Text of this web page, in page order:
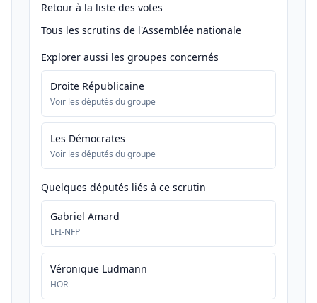
Retour à la liste des votes
Tous les scrutins de l'Assemblée nationale
Explorer aussi les groupes concernés
Droite Républicaine
Voir les députés du groupe
Les Démocrates
Voir les députés du groupe
Quelques députés liés à ce scrutin
Gabriel Amard
LFI-NFP
Véronique Ludmann
HOR